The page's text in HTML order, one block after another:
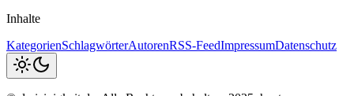
Inhalte
KategorienSchlagwörterAutorenRSS-FeedImpressumDatenschutz